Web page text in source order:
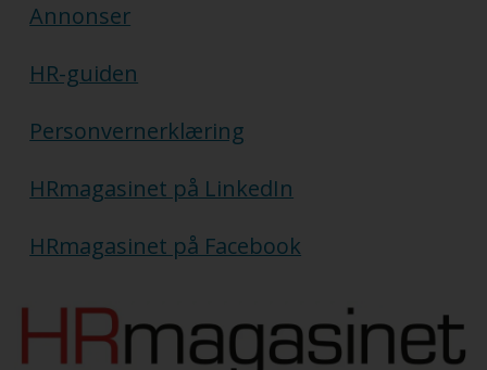
Annonser
HR-guiden
Personvernerklæring
HRmagasinet på LinkedIn
HRmagasinet på Facebook